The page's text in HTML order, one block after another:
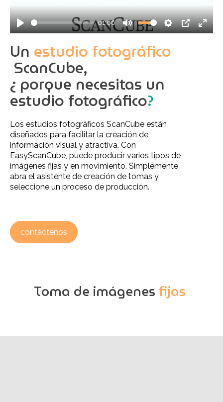
Un estudio fotográfico
ScanCube,
¿ porque necesitas un
estudio fotográfico?
Los estudios fotográficos ScanCube están
diseñados para facilitar la creación de
información visual y atractiva. Con
EasyScanCube, puede producir varios tipos de
imágenes fijas y en movimiento. Simplemente
abra el asistente de creación de tomas y
seleccione un proceso de producción.
contáctenos
Play
01:06
Mute Settings
PIP Enter
Toma de imágenesfijas